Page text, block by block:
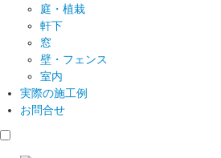
庭・植栽
軒下
窓
壁・フェンス
室内
実際の施工例
お問合せ